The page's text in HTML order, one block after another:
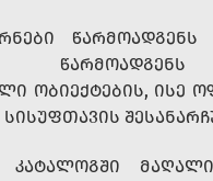
ᲬᲐᲠᲛᲝᲐᲓᲒᲔᲜᲡ
ᲝᲑᲘᲔᲥᲢᲔᲑᲘᲡ, ᲘᲡᲔ
ᲙᲐᲢᲐᲚᲝᲒᲨᲘ